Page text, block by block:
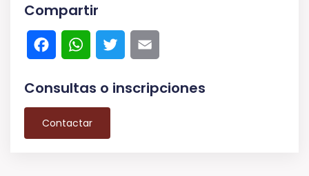
Compartir
FacebookWhatsApp
Twitter
Consultas o inscripciones
Contactar